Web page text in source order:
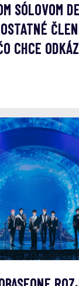
SÓLOVOM
CHCE